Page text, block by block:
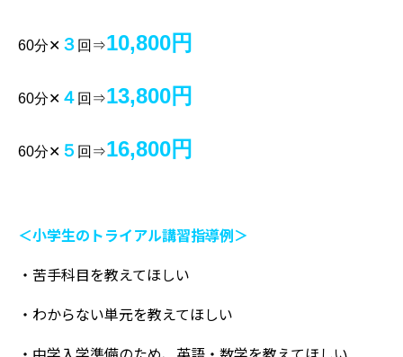
60分✕ ３ 回⇒10,800円
60分✕ ４ 回⇒13,800円
60分✕ ５ 回⇒16,800円
＜小学生のトライアル講習指導例＞
・苦手科目を教えてほしい
・わからない単元を教えてほしい